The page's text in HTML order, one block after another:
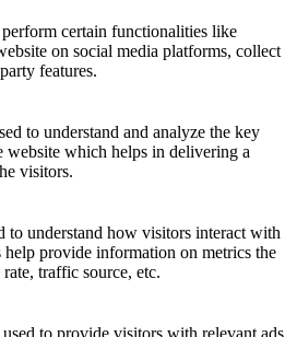
certain functionalities like
on social media platforms, collect
features.
to understand and analyze the key
website which helps in delivering a
visitors.
to understand how visitors interact with
help provide information on metrics the
traffic source, etc.
to provide visitors with relevant ads